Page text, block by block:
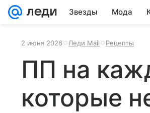
Звезды Мода
2 июня 2026 Леди Mail Рецепты
ПП на
которые